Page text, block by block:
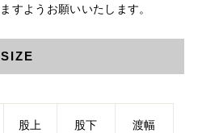
すようお願いいたします。
SIZE
股上 股下 渡幅